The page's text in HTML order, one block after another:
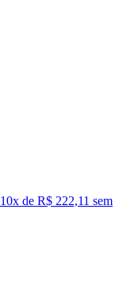
10x de R$ 222,11 sem